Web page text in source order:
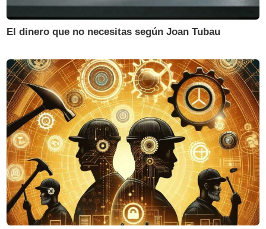
El dinero que no necesitas según Joan Tubau